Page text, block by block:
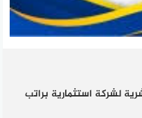
موارد بشرية لشركة استثمارية براتب